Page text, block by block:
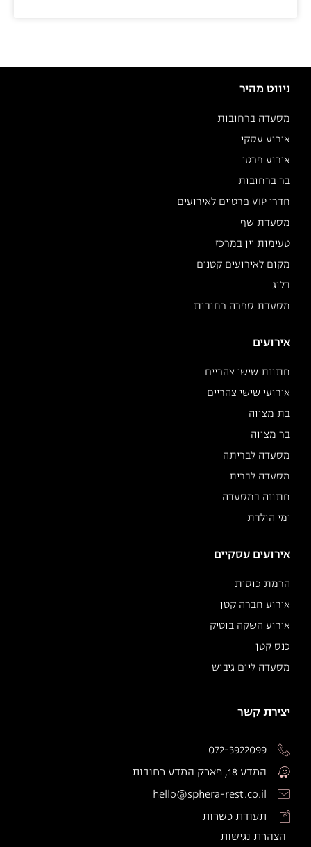
ניווט מהיר
מסעדה ברחובות
אירוע עסקי
אירוע פרטי
בר ברחובות
חדרי VIP פרטיים לאירועים
מסעדת שף
טעימות יין במרכז
מקום לאירועים קטנים
בלוג
מסעדת ספרה רחובות
אירועים
חתונת שישי צהריים
אירועי שישי צהריים
בת מצווה
בר מצווה
מסעדה לבריתה
מסעדה לברית
חתונה במסעדה
ימי הולדת
אירועים עסקיים
הרמת כוסית
אירוע חברה קטן
אירוע השקה בוטיק
כנס קטן
מסעדה ליום גיבוש
יצירת קשר
072-3922099
המדע 18, פארק המדע רחובות
hello@sphera-rest.co.il
תעודת כשרות
הצהרת נגישות